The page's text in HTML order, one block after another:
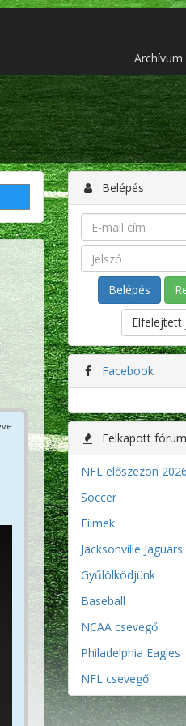
Archívum
Belépés
Elfelejtett
Facebook
Felkapott
NFL előszezon 2026
Soccer
Filmek
Jacksonville Jaguars
Gyűlölködjünk
Baseball
NCAA csevegő
Philadelphia Eagles
NFL csevegő